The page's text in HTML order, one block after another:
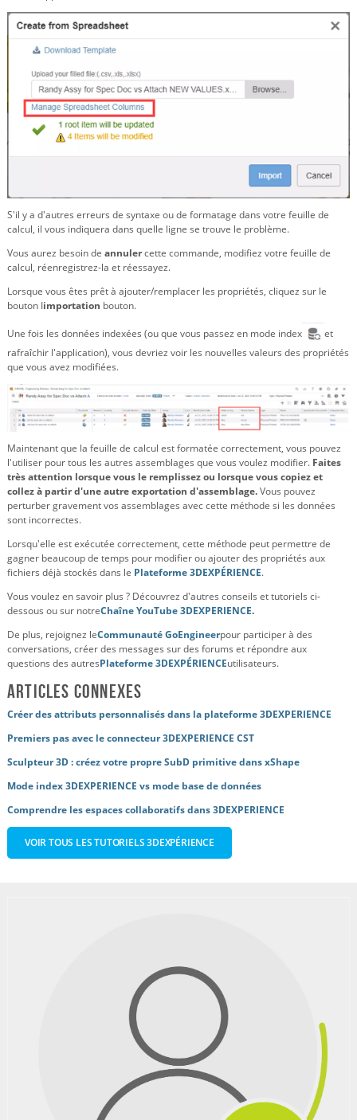
S'il y a d'autres erreurs de syntaxe ou de formatage dans votre feuille de
calcul, il vous indiquera dans quelle ligne se trouve le problème.
Vous aurez besoin de annulercette commande, modifiez votre feuille de
calcul, réenregistrez-la et réessayez.
Lorsque vous êtes prêt à ajouter/remplacer les propriétés, cliquez sur le
bouton Iimportation bouton.
Une fois les données indexées (ou que vous passez en mode index
et
rafraîchir l'application), vous devriez voir les nouvelles valeurs des propriétés
que vous avez modifiées.
Maintenant que la feuille de calcul est formatée correctement, vous pouvez
l'utiliser pour tous les autres assemblages que vous voulez modifier. Faites
très attention lorsque vous le remplissez ou lorsque vous copiez et
collez à partir d'une autre exportation d'assemblage.Vous pouvez
perturber gravement vos assemblages avec cette méthode si les données
sont incorrectes.
Lorsqu'elle est exécutée correctement, cette méthode peut permettre de
gagner beaucoup de temps pour modifier ou ajouter des propriétés aux
fichiers déjà stockés dans le Plateforme 3DEXPÉRIENCE.
Vous voulez en savoir plus ? Découvrez d'autres conseils et tutoriels ci-
dessous ou sur notreChaîne YouTube 3DEXPERIENCE.
De plus, rejoignez leCommunauté GoEngineerpour participer à des
conversations, créer des messages sur des forums et répondre aux
questions des autresPlateforme 3DEXPÉRIENCEutilisateurs.
Articles connexes
Créer des attributs personnalisés dans la plateforme 3DEXPERIENCE
Premiers pas avec le connecteur 3DEXPERIENCE CST
Sculpteur 3D : créez votre propre SubD primitive dans xShape
Mode index 3DEXPERIENCE vs mode base de données
Comprendre les espaces collaboratifs dans 3DEXPERIENCE
VOIR TOUS LES TUTORIELS 3DEXPÉRIENCE